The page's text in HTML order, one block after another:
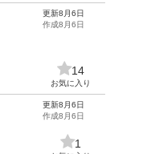
更新8月6日
作成8月6日
14
お気に入り
更新8月6日
作成8月6日
1